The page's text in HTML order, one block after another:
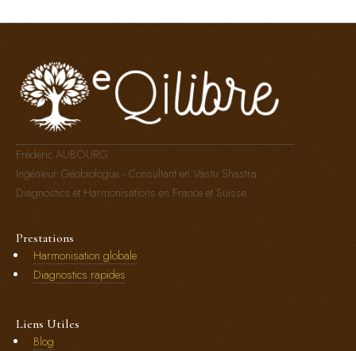
Frédéric AUBOURG
Ingénieur Géobiologue - Consultant en Vastu Shastra
Diagnostics et Harmonisations en France et Suisse
Prestations
Harmonisation globale
Diagnostics rapides
Liens Utiles
Blog